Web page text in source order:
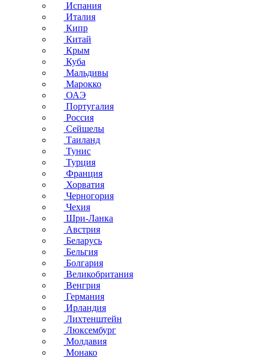
Испания
Италия
Кипр
Китай
Крым
Куба
Мальдивы
Марокко
ОАЭ
Португалия
Россия
Сейшелы
Таиланд
Тунис
Турция
Франция
Хорватия
Черногория
Чехия
Шри-Ланка
Австрия
Беларусь
Бельгия
Болгария
Великобритания
Венгрия
Германия
Ирландия
Лихтенштейн
Люксембург
Молдавия
Монако